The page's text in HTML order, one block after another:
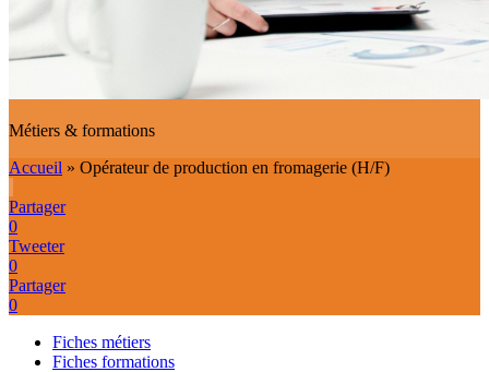
Métiers & formations
Accueil » Opérateur de production en fromagerie (H/F)
Partager
0
Tweeter
0
Partager
0
Fiches métiers
Fiches formations